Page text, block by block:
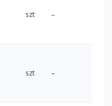
szt –
szt –